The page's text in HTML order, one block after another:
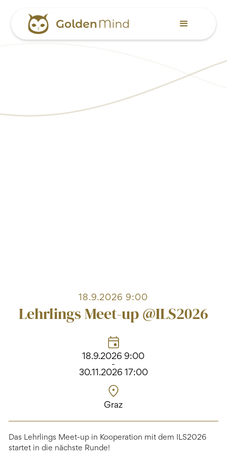
18.9.2026 9:00
Lehrlings Meet-up @ILS2026
18.9.2026 9:00
-
30.11.2026 17:00
Graz
Das Lehrlings Meet-up in Kooperation mit dem ILS2026
startet in die nächste Runde!